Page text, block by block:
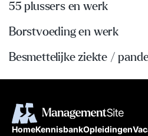
55 plussers en werk
Borstvoeding en werk
Besmettelijke ziekte /
HomeKennisbankOpleidingen